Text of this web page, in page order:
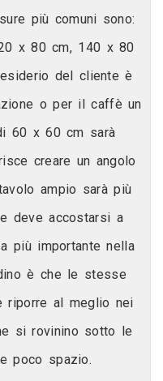
più comuni sono:
x 80 cm, 140 x 80
del cliente è
o per il caffè un
60 x 60 cm sarà
creare un angolo
ampio sarà più
deve accostarsi a
più importante nella
è che le stesse
riporre al meglio nei
si rovinino sotto le
poco spazio.